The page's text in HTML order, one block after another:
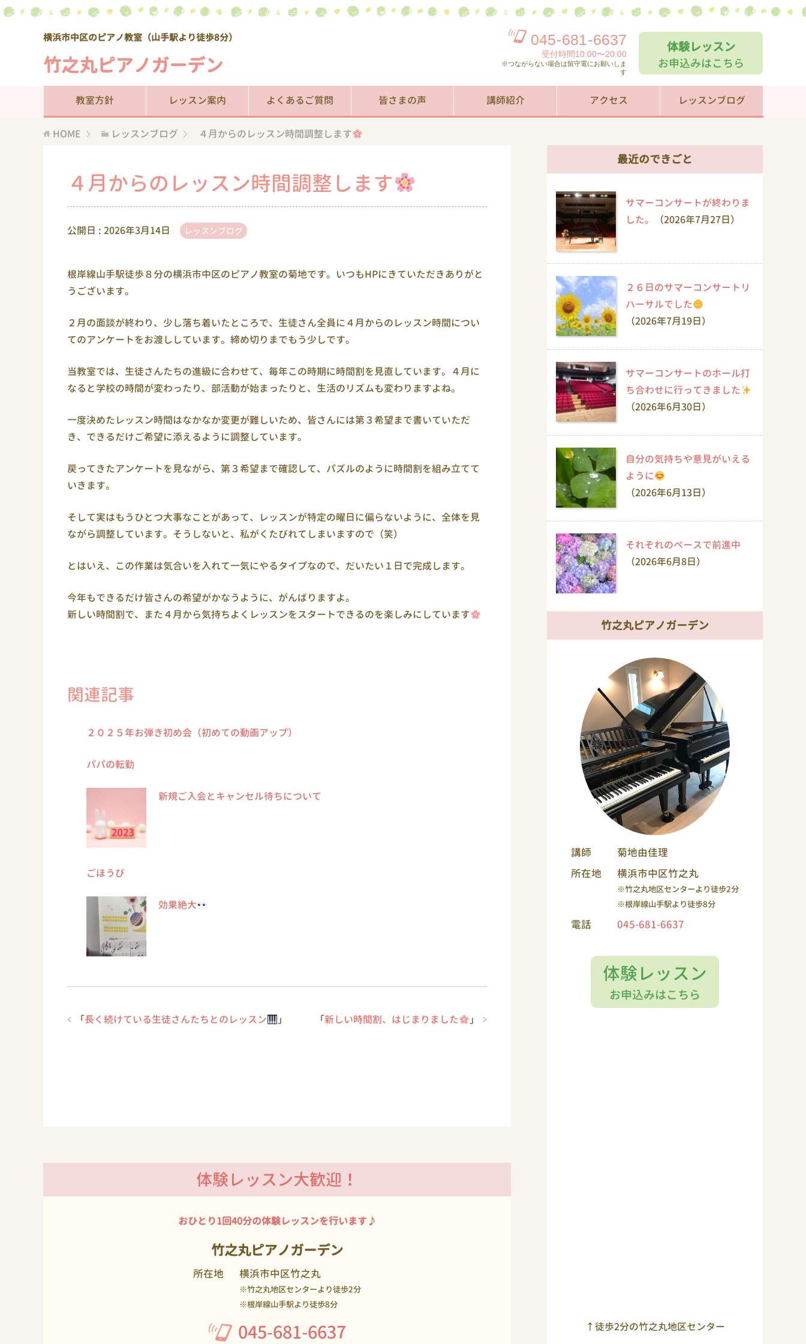
横浜市中区のピアノ教室（山手駅より徒歩8分）
竹之丸ピアノガーデン
045-681-6637
受付時間10:00〜20:00
※つながらない場合は留守電にお願いしま
す
体験レッスン
お申込みはこちら
教室方針 レッスン案内 よくあるご質問 皆さまの声 講師紹介 アクセス レッスンブログ
HOME レッスンブログ ４月からのレッスン時間調整します
４月からのレッスン時間調整します
公開日 : 2026年3月14日 レッスンブログ
根岸線山手駅徒歩８分の横浜市中区のピアノ教室の菊地です。いつもHPにきていただきありがと
うございます。
２月の面談が終わり、少し落ち着いたところで、生徒さん全員に４月からのレッスン時間につい
てのアンケートをお渡ししています。締め切りまでもう少しです。
当教室では、生徒さんたちの進級に合わせて、毎年この時期に時間割を見直しています。４月に
なると学校の時間が変わったり、部活動が始まったりと、生活のリズムも変わりますよね。
一度決めたレッスン時間はなかなか変更が難しいため、皆さんには第３希望まで書いていただ
き、できるだけご希望に添えるように調整しています。
戻ってきたアンケートを見ながら、第３希望まで確認して、パズルのように時間割を組み立てて
いきます。
そして実はもうひとつ大事なことがあって、レッスンが特定の曜日に偏らないように、全体を見
ながら調整しています。そうしないと、私がくたびれてしまいますので（笑）
とはいえ、この作業は気合いを入れて一気にやるタイプなので、だいたい１日で完成します。
今年もできるだけ皆さんの希望がかなうように、がんばりますよ。
新しい時間割で、また４月から気持ちよくレッスンをスタートできるのを楽しみにしています
関連記事
２０２５年お弾き初め会（初めての動画アップ）
パパの転勤
新規ご入会とキャンセル待ちについて
ごほうび
効果絶大
「新しい時間割、はじまりました 」
「長く続けている生徒さんたちとのレッスン 」
体験レッスン大歓迎！
おひとり1回40分の体験レッスンを行います♪
竹之丸ピアノガーデン
所在地 横浜市中区竹之丸
※竹之丸地区センターより徒歩2分
※根岸線山手駅より徒歩8分
045-681-6637
最近のできごと
サマーコンサートが終わりま
した。
（2026年7月27日）
２６日のサマーコンサートリ
ハーサルでした
（2026年7月19日）
サマーコンサートのホール打
ち合わせに行ってきました
（2026年6月30日）
自分の気持ちや意見がいえる
ように
（2026年6月13日）
それぞれのペースで前進中
（2026年6月8日）
竹之丸ピアノガーデン
講師
菊地由佳理
所在地
横浜市中区竹之丸
※竹之丸地区センターより徒歩2分
※根岸線山手駅より徒歩8分
電話 045-681-6637
体験レッスン
お申込みはこちら
↑徒歩2分の竹之丸地区センター